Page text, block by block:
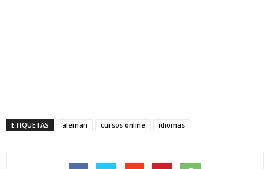
ETIQUETAS aleman cursos online idiomas